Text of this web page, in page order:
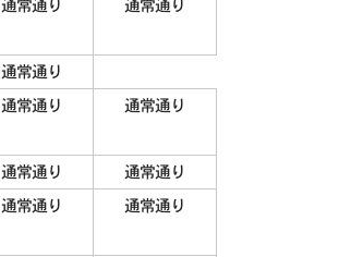
通常通り 通常通り
通常通り
通常通り 通常通り
通常通り
通常通り
通常通り 通常通り